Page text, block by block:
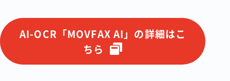
AI-OCR「MOVFAX AI」の詳細はこ
ちら